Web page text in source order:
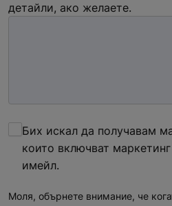
детайли, ако желаете.
Бих искал да получавам
които включват
имeйл.
Моля, обърнете внимание, че